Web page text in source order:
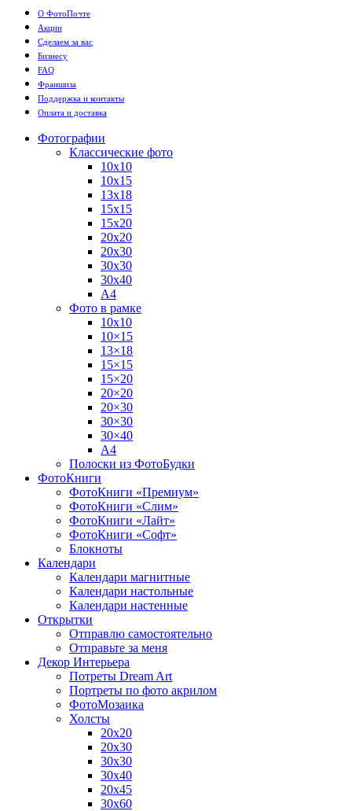
О ФотоПочте
Акции
Сделаем за вас
Бизнесу
FAQ
Франшиза
Поддержка и контакты
Оплата и доставка
Фотографии
Классические фото
10х10
10х15
13х18
15х15
15х20
20х20
20х30
30х30
30х40
А4
Фото в рамке
10х10
10×15
13×18
15×15
15×20
20×20
20×30
30×30
30×40
A4
Полоски из ФотоБудки
ФотоКниги
ФотоКниги «Премиум»
ФотоКниги «Слим»
ФотоКниги «Лайт»
ФотоКниги «Софт»
Блокноты
Календари
Календари магнитные
Календари настольные
Календари настенные
Открытки
Отправлю самостоятельно
Отправьте за меня
Декор Интерьера
Потреты Dream Art
Портреты по фото акрилом
ФотоМозаика
Холсты
20х20
20х30
30х30
30х40
20х45
30х60